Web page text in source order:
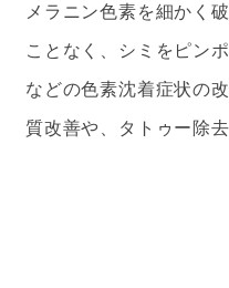
メラニン色素を細かく
ことなく、シミをピン
などの色素沈着症状の
質改善や、タトゥー除